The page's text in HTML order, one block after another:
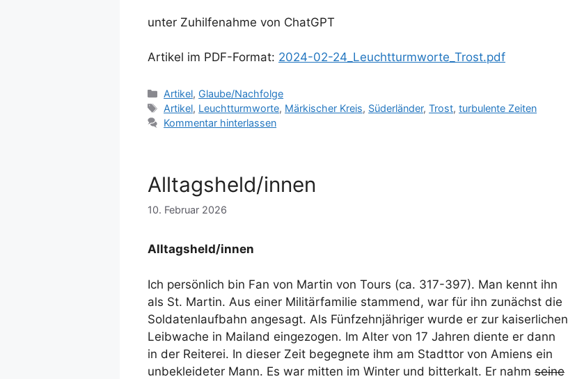
unter Zuhilfenahme von ChatGPT
Artikel im PDF-Format: 2024-02-24_Leuchtturmworte_Trost.pdf
Kategorien
Artikel, Glaube/Nachfolge
Schlagwörter
Artikel, Leuchtturmworte, Märkischer Kreis, Süderländer,Trost,turbulente Zeiten
Kommentar hinterlassen
Alltagsheld/innen
10. Februar 2026
Alltagsheld/innen
Ich persönlich bin Fan von Martin von Tours (ca. 317-397). Man kennt ihn
als St. Martin. Aus einer Militärfamilie stammend, war für ihn zunächst die
Soldatenlaufbahn angesagt. Als Fünfzehnjähriger wurde er zur kaiserlichen
Leibwache in Mailand eingezogen. Im Alter von 17 Jahren diente er dann
in der Reiterei. In dieser Zeit begegnete ihm am Stadttor von Amiens ein
unbekleideter Mann. Es war mitten im Winter und bitterkalt. Er nahm seine